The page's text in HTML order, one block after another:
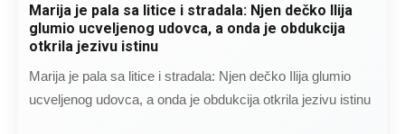
Marija je pala sa litice i stradala: Njen dečko Ilija
glumio ucveljenog udovca, a onda je obdukcija
otkrila jezivu istinu
Marija je pala sa litice i stradala: Njen dečko Ilija glumio
ucveljenog udovca, a onda je obdukcija otkrila jezivu istinu